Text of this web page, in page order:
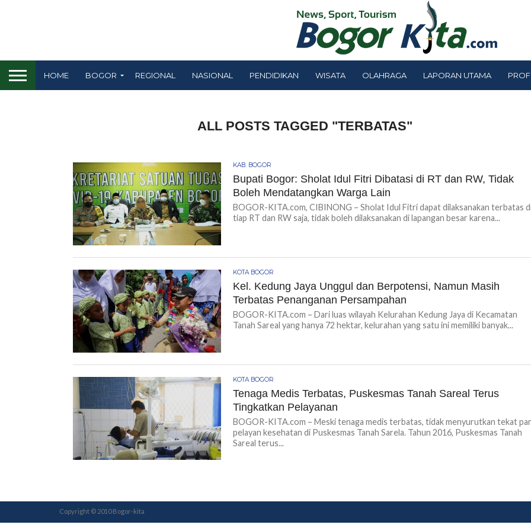
HOME BOGOR REGIONAL NASIONAL PENDIDIKAN WISATA OLAHRAGA LAPORAN UTAMA
ALL POSTS TAGGED "TERBATAS"
KAB. BOGOR
Bupati Bogor: Sholat Idul Fitri Dibatasi di RT dan RW, Tidak
Boleh Mendatangkan Warga Lain
BOGOR-KITA.com, CIBINONG – Sholat Idul Fitri dapat dilaksanakan terbatas
tiap RT dan RW saja, tidak boleh dilaksanakan di lapangan besar karena...
KOTA BOGOR
Kel. Kedung Jaya Unggul dan Berpotensi, Namun Masih
Terbatas Penanganan Persampahan
BOGOR-KITA.com – Dari luas wilayah Kelurahan Kedung Jaya di Kecamatan
Tanah Sareal yang hanya 72 hektar, kelurahan yang satu ini memiliki banyak...
KOTA BOGOR
Tenaga Medis Terbatas, Puskesmas Tanah Sareal Terus
Tingkatkan Pelayanan
BOGOR-KITA.com – Meski tenaga medis terbatas, tidak menyurutkan tekat
pelayan kesehatan di Puskesmas Tanah Sarela. Tahun 2016, Puskesmas Tanah
Sareal terus...
Copyright © 2010 Bogor-kita